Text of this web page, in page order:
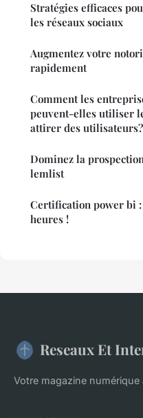
Stratégies efficaces
les réseaux sociaux
Augmentez votre
rapidement
Comment les
peuvent-elles utiliser
attirer des utilisateurs?
Dominez la
lemlist
Certification power bi
heures !
Reseaux Et
Votre magazine